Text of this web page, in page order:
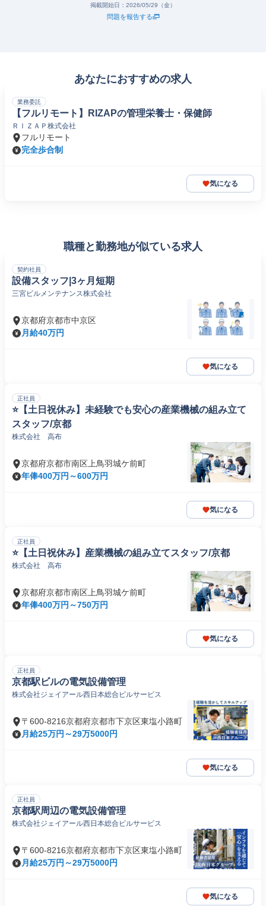
掲載開始日： 2026/05/29（金）
問題を報告する
あなたにおすすめの求人
業務委託
【フルリモート】RIZAPの管理栄養士・保健師
ＲＩＺＡＰ株式会社
フルリモート
完全歩合制
気になる
職種と勤務地が似ている求人
契約社員
設備スタッフ|3ヶ月短期
三宮ビルメンテナンス株式会社
京都府京都市中京区
月給40万円
気になる
正社員
⭐️【土日祝休み】未経験でも安心の産業機械の組み立て
スタッフ/京都
株式会社 高布
京都府京都市南区上鳥羽城ケ前町
年俸400万円～600万円
気になる
正社員
⭐️【土日祝休み】産業機械の組み立てスタッフ/京都
株式会社 高布
京都府京都市南区上鳥羽城ケ前町
年俸400万円～750万円
気になる
正社員
京都駅ビルの電気設備管理
株式会社ジェイアール西日本総合ビルサービス
〒600-8216京都府京都市下京区東塩小路町
月給25万円～29万5000円
気になる
正社員
京都駅周辺の電気設備管理
株式会社ジェイアール西日本総合ビルサービス
〒600-8216京都府京都市下京区東塩小路町
月給25万円～29万5000円
気になる